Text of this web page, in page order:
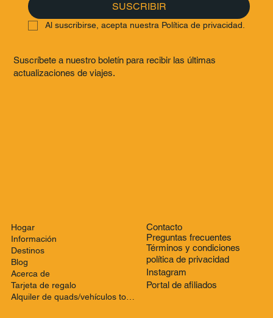
SUSCRIBIR
Al suscribirse, acepta nuestra Política de privacidad.
Suscríbete a nuestro boletín para recibir las últimas
actualizaciones de viajes.
Hogar
Información
Destinos
Blog
Acerca de
Tarjeta de regalo
Alquiler de quads/vehículos todo terreno
Instagram
Preguntas frecuentes
Contacto
política de privacidad
Términos y condiciones
Portal de afiliados